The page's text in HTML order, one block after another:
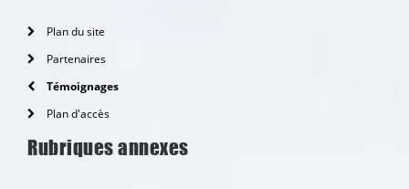
Plan du site
Partenaires
Témoignages
Plan d'accès
Rubriques annexes